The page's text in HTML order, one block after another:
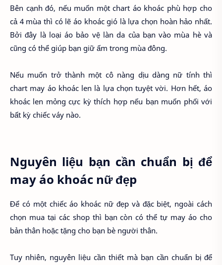
Bên cạnh đó, nếu muốn một chart áo khoác phù hợp cho
cả 4 mùa thì có lẽ áo khoác gió là lựa chọn hoàn hảo nhất.
Bởi đây là loại áo bảo vệ làn da của bạn vào mùa hè và
cũng có thể giúp bạn giữ ấm trong mùa đông.
Nếu muốn trở thành một cô nàng dịu dàng nữ tính thì
chart may áo khoác len là lựa chọn tuyệt vời. Hơn hết, áo
khoác len mỏng cực kỳ thích hợp nếu bạn muốn phối với
bất kỳ chiếc váy nào.
Nguyên liệu bạn cần chuẩn bị để
may áo khoác nữ đẹp
Để có một chiếc áo khoác nữ đẹp và đặc biệt, ngoài cách
chọn mua tại các shop thì bạn còn có thể tự may áo cho
bản thân hoặc tặng cho bạn bè người thân.
Tuy nhiên, nguyên liệu cần thiết mà bạn cần chuẩn bị để